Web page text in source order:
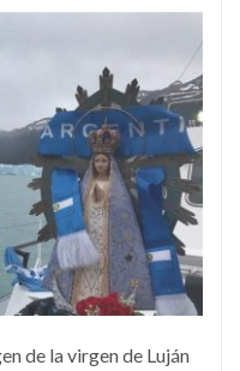
de la virgen de Luján